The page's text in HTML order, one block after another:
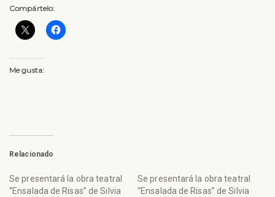
Compártelo:
Me gusta:
Relacionado
Se presentará la obra teatral
“Ensalada de Risas” de Silvia
Se presentará la obra teatral
“Ensalada de Risas” de Silvia